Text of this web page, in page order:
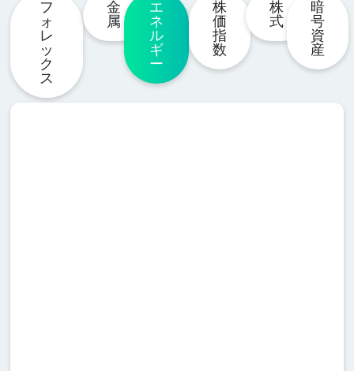
フ
ォ
レ
ッ
ク
ス
金
属
エ
ネ
ル
ギ
ー
株
価
指
数
株
式
暗
号
資
産